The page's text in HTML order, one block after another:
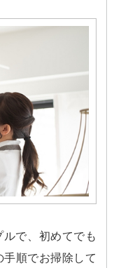
で、初めてでも
順でお掃除して